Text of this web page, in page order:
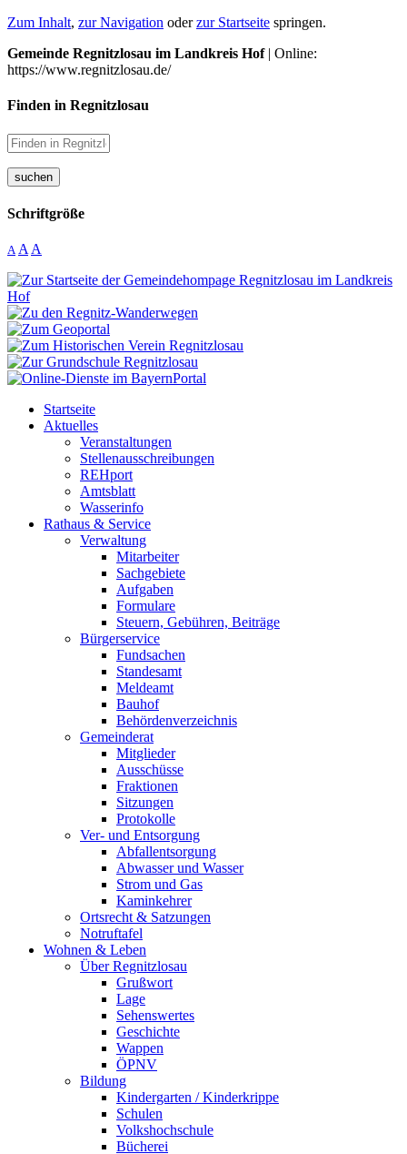
Zum Inhalt, zur Navigation oderzur Startseite springen.
Gemeinde Regnitzlosau im Landkreis Hof| Online:
https://www.regnitzlosau.de/
Finden in Regnitzlosau
suchen
Schriftgröße
A A A
Startseite
Aktuelles
Veranstaltungen
Stellenausschreibungen
REHport
Amtsblatt
Wasserinfo
Rathaus & Service
Verwaltung
Mitarbeiter
Sachgebiete
Aufgaben
Formulare
Steuern, Gebühren, Beiträge
Bürgerservice
Fundsachen
Standesamt
Meldeamt
Bauhof
Behördenverzeichnis
Gemeinderat
Mitglieder
Ausschüsse
Fraktionen
Sitzungen
Protokolle
Ver- und Entsorgung
Abfallentsorgung
Abwasser und Wasser
Strom und Gas
Kaminkehrer
Ortsrecht & Satzungen
Notruftafel
Wohnen & Leben
Über Regnitzlosau
Grußwort
Lage
Sehenswertes
Geschichte
Wappen
ÖPNV
Bildung
Kindergarten / Kinderkrippe
Schulen
Volkshochschule
Bücherei